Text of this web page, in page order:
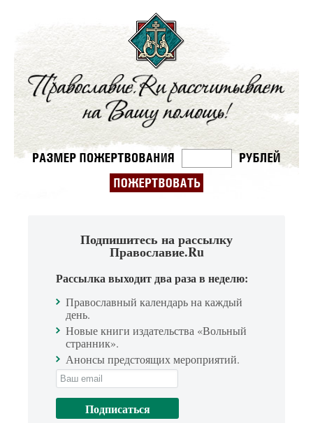
Подпишитесь на рассылку
Православие.Ru
Рассылка выходит два раза в неделю:
Православный календарь на каждый
день.
Новые книги издательства «Вольный
странник».
Анонсы предстоящих мероприятий.